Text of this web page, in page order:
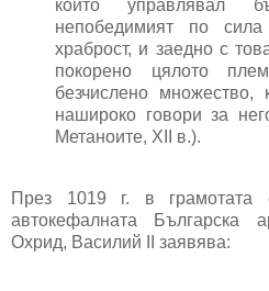
който управлявал
непобедимият по
храброст, и заедно с
покорено цялото
безчислено множество,
нашироко говори за
Метаноите, ХІІ в.).
През 1019 г. в грамотата
автокефалната Българска
Охрид, Василий ІІ заявява: